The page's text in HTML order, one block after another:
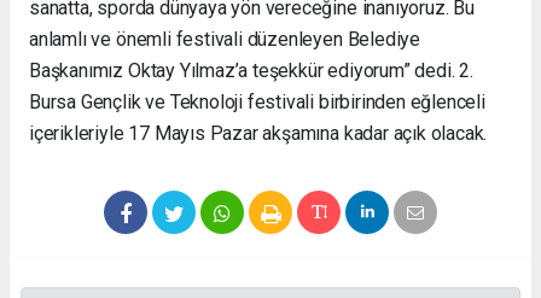
sanatta, sporda dünyaya yön vereceğine inanıyoruz. Bu
anlamlı ve önemli festivali düzenleyen Belediye
Başkanımız Oktay Yılmaz’a teşekkür ediyorum” dedi. 2.
Bursa Gençlik ve Teknoloji festivali birbirinden eğlenceli
içerikleriyle 17 Mayıs Pazar akşamına kadar açık olacak.